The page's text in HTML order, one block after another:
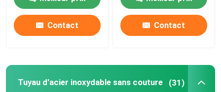
310S 201 304 304L
316 316L
Contact Contact
Tuyau d'acier inoxydable sans couture (31)